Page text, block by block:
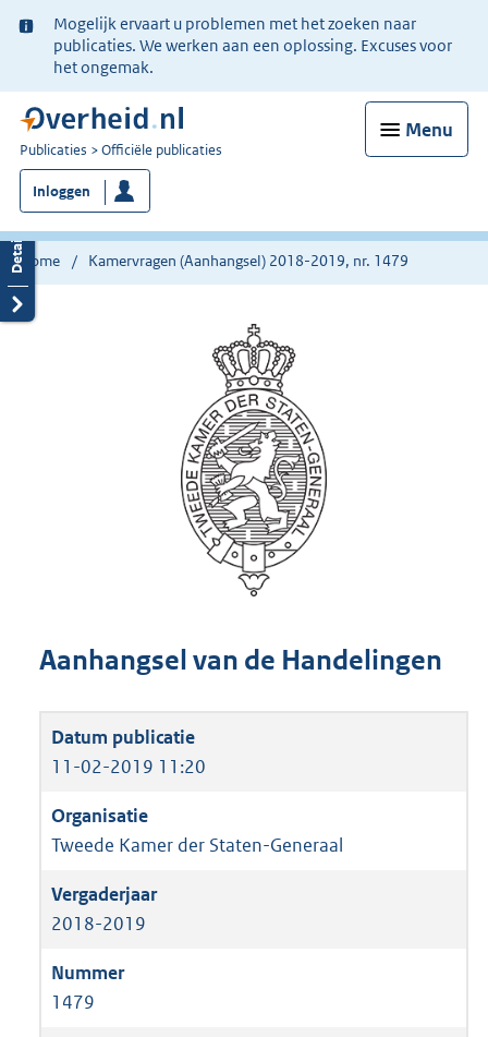
Ter
informatie:
Mogelijk ervaart u problemen met het zoeken naar
publicaties. We werken aan een oplossing. Excuses voor
het ongemak.
Menu
U
bent
nu
hier:
Publicaties Officiële publicaties
Inloggen
Home Kamervragen (Aanhangsel) 2018-2019, nr. 1479
Aanhangsel van de Handelingen
11-02-2019 11:20
Tweede Kamer der Staten-Generaal
2018-2019
1479